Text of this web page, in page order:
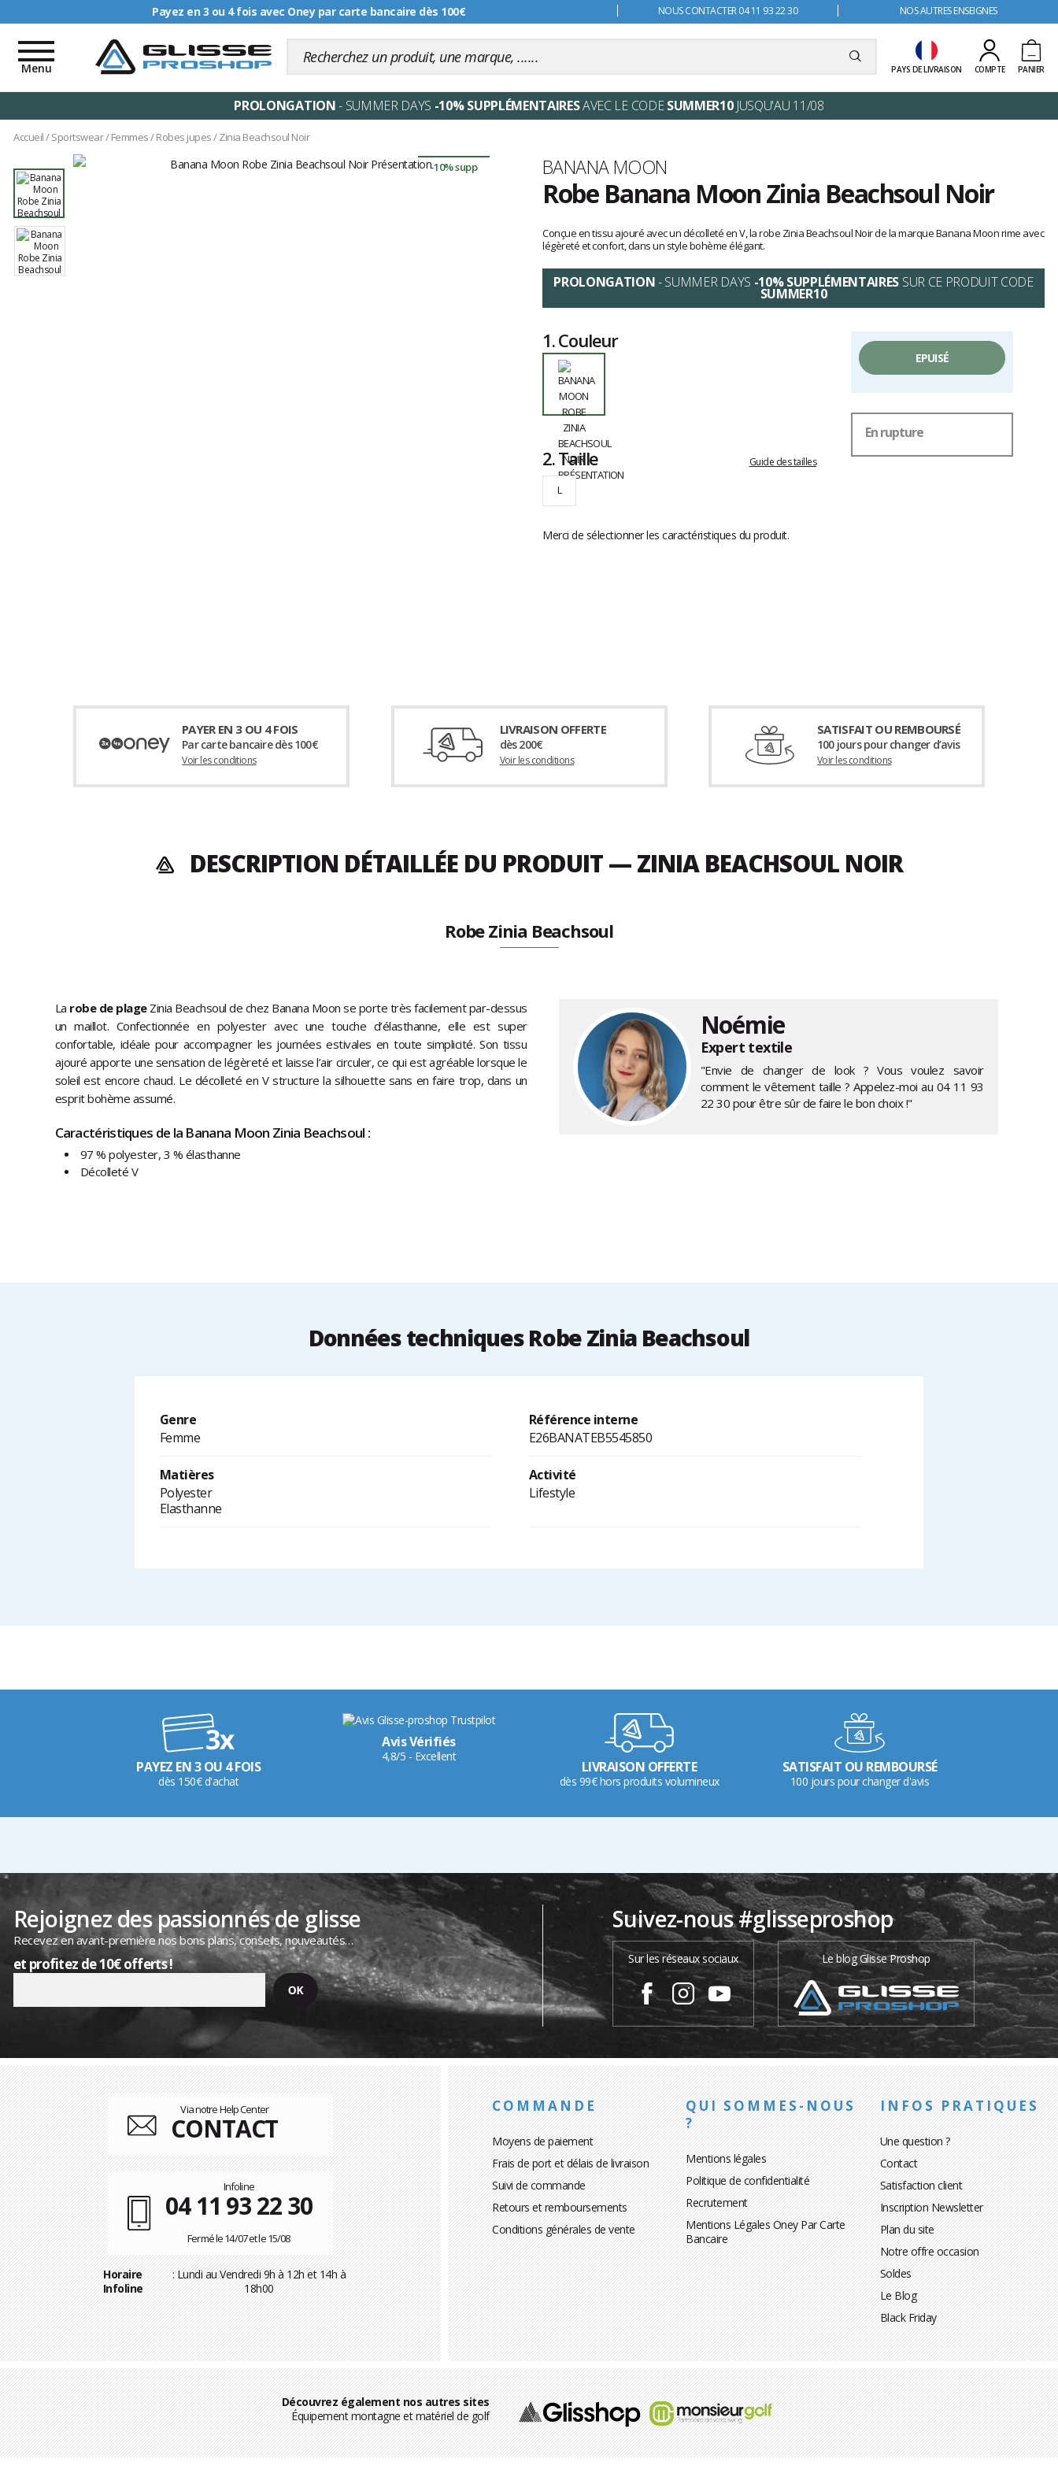
Livraison offerte dès 99€ NOUS CONTACTER 04 11 93 22 30 NOS AUTRES ENSEIGNES
PAYS DE LIVRAISON COMPTE PANIER
Toggle
navigation
Menu
PROLONGATION- SUMMER DAYS -10% SUPPLÉMENTAIRESAVEC LE CODESUMMER10JUSQU'AU 11/08
Accueil/Sportswear/Femmes/Robes jupes/Zinia Beachsoul Noir
-10% supp Marque
BANANA MOON
Robe Banana Moon Zinia Beachsoul Noir
avis
clients
Conçue en tissu ajouré avec un décolleté en V, la robe Zinia Beachsoul Noir de la marque Banana Moon rime avec
légèreté et confort, dans un style bohème élégant.
PROLONGATION- SUMMER DAYS -10% SUPPLÉMENTAIRES SUR CE PRODUIT CODE
SUMMER10
1.Couleur
2.Taille Guide des tailles
L
Merci de sélectionner les caractéristiques du produit.
EPUISÉ
En rupture
PAYER EN 3 OU 4 FOIS
Par carte bancaire dès 100€
Voir les conditions
LIVRAISON OFFERTE
dès 200€
Voir les conditions
SATISFAIT OU REMBOURSÉ
100 jours pour changer d’avis
Voir les conditions
DESCRIPTION DÉTAILLÉE DU PRODUIT — ZINIA BEACHSOUL NOIR
Robe Zinia Beachsoul
La robe de plageZinia Beachsoul de chez Banana Moon se porte très facilement par-dessus
un maillot. Confectionnée en polyester avec une touche d’élasthanne, elle est super
confortable, idéale pour accompagner les journées estivales en toute simplicité. Son tissu
ajouré apporte une sensation de légèreté et laisse l’air circuler, ce qui est agréable lorsque le
soleil est encore chaud. Le décolleté en V structure la silhouette sans en faire trop, dans un
esprit bohème assumé.
Caractéristiques de la Banana Moon Zinia Beachsoul :
97 % polyester, 3 % élasthanne
Décolleté V
Noémie
Expert textile
"Envie de changer de look ? Vous voulez savoir
comment le vêtement taille ? Appelez-moi au 04 11 93
22 30 pour être sûr de faire le bon choix !"
Données techniques Robe Zinia Beachsoul
Genre
Femme
Référence interne
E26BANATEB5545850
Matières
Polyester
Elasthanne
Activité
Lifestyle
PAYEZ EN 3 OU 4 FOIS
dès 150€ d'achat
Avis Vérifiés
4,8/5 - Excellent
LIVRAISON OFFERTE
dès 99€ hors produits volumineux
SATISFAIT OU REMBOURSÉ
100 jours pour changer d'avis
Rejoignez des passionnés de glisse
Recevez en avant-première nos bons plans, conseils, nouveautés…
et profitez de 10€ offerts !
Suivez-nous #glisseproshop
Sur les réseaux sociaux Le blog Glisse Proshop
Via notre Help Center
CONTACT
Infoline
04 11 93 22 30
Fermé le 14/07 et le 15/08
Horaire
Infoline
: Lundi au Vendredi 9h à 12h et 14h à
18h00
COMMANDE
Moyens de paiement
Frais de port et délais de livraison
Suivi de commande
Retours et remboursements
Conditions générales de vente
QUI SOMMES-NOUS
?
Mentions légales
Politique de confidentialité
Recrutement
Mentions Légales Oney Par Carte
Bancaire
INFOS PRATIQUES
Une question ?
Contact
Satisfaction client
Inscription Newsletter
Plan du site
Notre offre occasion
Soldes
Le Blog
Black Friday
Découvrez également nos autres sites
Équipement montagne et matériel de golf